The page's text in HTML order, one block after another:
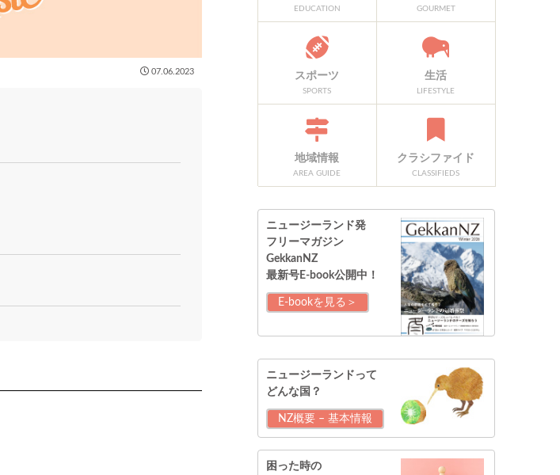
07.06.2023
EDUCATION GOURMET
スポーツ
SPORTS
生活
LIFESTYLE
地域情報
AREA GUIDE
クラシファイド
CLASSIFIEDS
ニュージーランド発
フリーマガジン
GekkanNZ
最新号E-book公開中！
E-bookを見る＞
ニュージーランドって
どんな国？
NZ概要 – 基本情報
困った時の